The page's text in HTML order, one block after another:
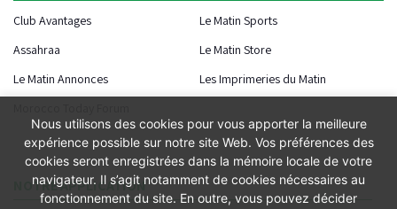
Club Avantages
Le Matin Sports
Assahraa
Le Matin Store
Le Matin Annonces
Les Imprimeries du Matin
NOTRE APPLICATION
Nous utilisons des cookies pour vous apporter la meilleure
expérience possible sur notre site Web. Vos préférences des
cookies seront enregistrées dans la mémoire locale de votre
navigateur. Il s’agit notamment de cookies nécessaires au
fonctionnement du site. En outre, vous pouvez décider